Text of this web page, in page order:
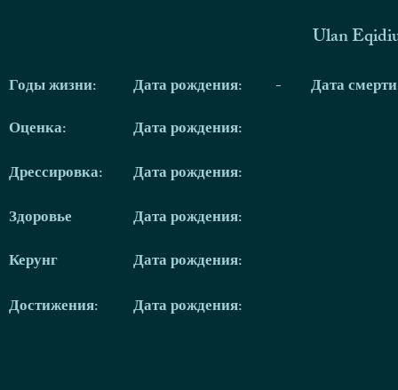
Ulan
Годы жизни:
Оценка:
Дрессировка:
Здоровье
Керунг
Достижения:
Дата рождения: -
Дата
Дата рождения:
Дата рождения:
Дата рождения:
Дата рождения:
Дата рождения: